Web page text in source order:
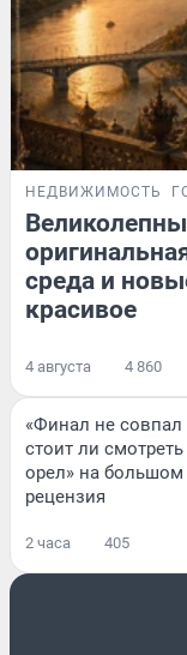
НЕДВИЖИМОСТЬ
среда и
красивое
4 августа 4 860
«Финал не
стоит ли
орел» на большом
рецензия
2 часа 405